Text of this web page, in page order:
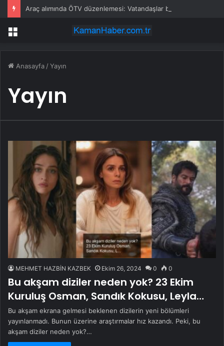
Menü
Anasayfa /Yayın
Yayın
MEHMET HAZBİN KAZBEK Ekim 26, 2024 0 0
Bu akşam diziler neden yok? 23 Ekim
Kuruluş Osman, Sandık Kokusu, Leyla…
Bu akşam ekrana gelmesi beklenen dizilerin yeni bölümleri
yayınlanmadı. Bunun üzerine araştırmalar hız kazandı. Peki, bu
akşam diziler neden yok?…